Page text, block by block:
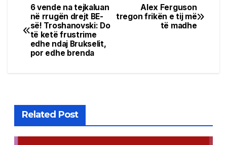
Post
navigation
Alex Ferguson
tregon frikën e tij më
të madhe
6 vende na tejkaluan
në rrugën drejt BE-
së! Troshanovski: Do
të ketë frustrime
edhe ndaj Brukselit,
por edhe brenda
Related Post